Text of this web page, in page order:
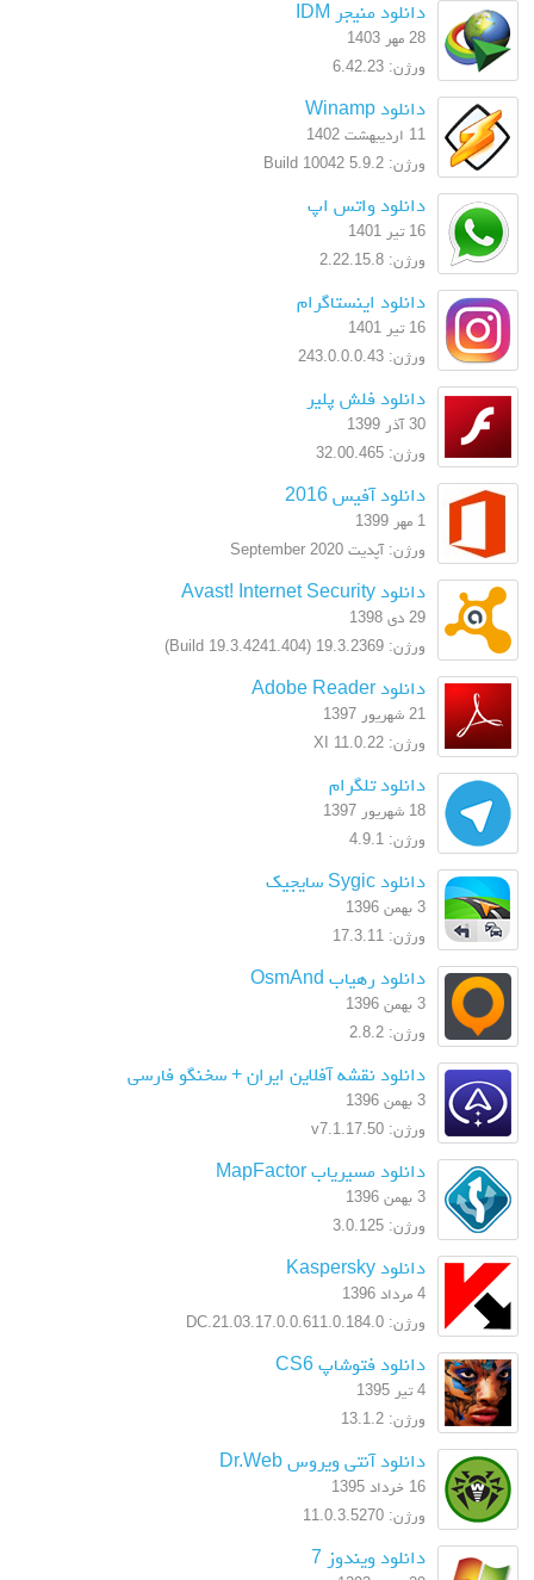
دانلود منیجر IDM
28 مهر 1403
ورژن: 6.42.23
دانلود Winamp
11 اردیبهشت 1402
ورژن: 5.9.2 Build 10042
دانلود واتس اپ
16 تیر 1401
ورژن: 2.22.15.8
دانلود اینستاگرام
16 تیر 1401
ورژن: 243.0.0.0.43
دانلود فلش پلیر
30 آذر 1399
ورژن: 32.00.465
دانلود آفیس 2016
1 مهر 1399
ورژن: آپدیت September 2020
دانلود Avast! Internet Security
29 دی 1398
ورژن: 19.3.2369 (Build 19.3.4241.404)
دانلود Adobe Reader
21 شهریور 1397
ورژن: XI 11.0.22
دانلود تلگرام
18 شهریور 1397
ورژن: 4.9.1
دانلود Sygic سایجیک
3 بهمن 1396
ورژن: 17.3.11
دانلود رهیاب OsmAnd
3 بهمن 1396
ورژن: 2.8.2
دانلود نقشه آفلاین ایران + سخنگو فارسی
3 بهمن 1396
ورژن: v7.1.17.50
دانلود مسیریاب MapFactor
3 بهمن 1396
ورژن: 3.0.125
دانلود Kaspersky
4 مرداد 1396
ورژن: 17.0.0.611.0.184.0.DC.21.03
دانلود فتوشاپ CS6
4 تیر 1395
ورژن: 13.1.2
دانلود آنتی ویروس Dr.Web
16 خرداد 1395
ورژن: 11.0.3.5270
دانلود ویندوز 7